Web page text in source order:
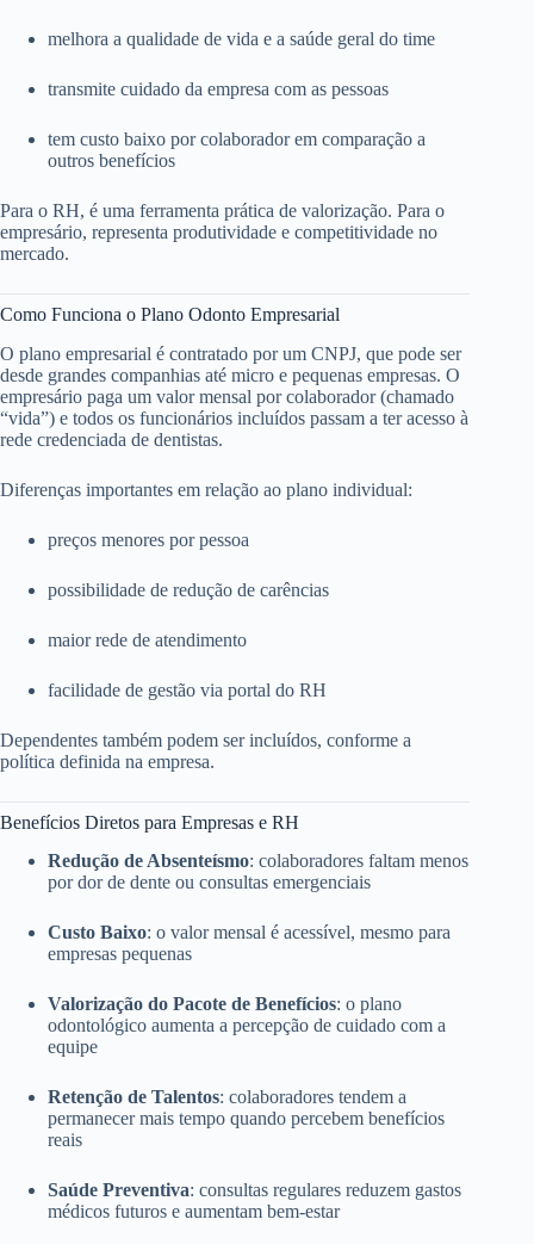
melhora a qualidade de vida e a saúde geral do time
transmite cuidado da empresa com as pessoas
tem custo baixo por colaborador em comparação a
outros benefícios
Para o RH, é uma ferramenta prática de valorização. Para o
empresário, representa produtividade e competitividade no
mercado.
Como Funciona o Plano Odonto Empresarial
O plano empresarial é contratado por um CNPJ, que pode ser
desde grandes companhias até micro e pequenas empresas. O
empresário paga um valor mensal por colaborador (chamado
“vida”) e todos os funcionários incluídos passam a ter acesso à
rede credenciada de dentistas.
Diferenças importantes em relação ao plano individual:
preços menores por pessoa
possibilidade de redução de carências
maior rede de atendimento
facilidade de gestão via portal do RH
Dependentes também podem ser incluídos, conforme a
política definida na empresa.
Benefícios Diretos para Empresas e RH
Redução de Absenteísmo: colaboradores faltam menos
por dor de dente ou consultas emergenciais
Custo Baixo: o valor mensal é acessível, mesmo para
empresas pequenas
Valorização do Pacote de Benefícios: o plano
odontológico aumenta a percepção de cuidado com a
equipe
Retenção de Talentos: colaboradores tendem a
permanecer mais tempo quando percebem benefícios
reais
Saúde Preventiva: consultas regulares reduzem gastos
médicos futuros e aumentam bem-estar